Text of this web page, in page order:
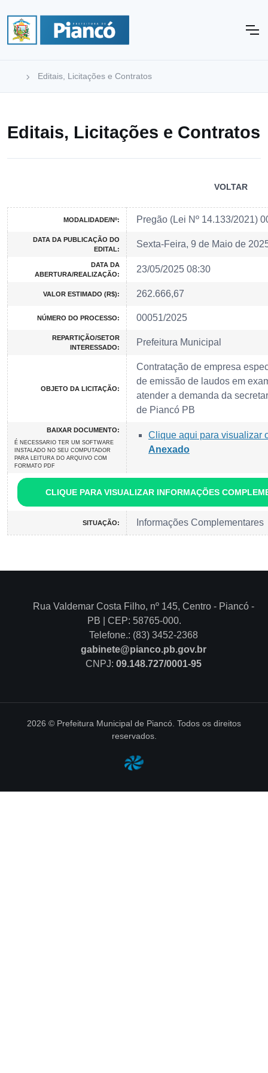
Editais, Licitações e Contratos
Editais, Licitações e Contratos
VOLTAR
MODALIDADE/Nº: Pregão (Lei Nº 14.133/2021)
DATA DA PUBLICAÇÃO DO
EDITAL:
Sexta-Feira, 9 de Maio de
DATA DA
ABERTURA/REALIZAÇÃO:
23/05/2025 08:30
VALOR ESTIMADO (R$): 262.666,67
NÚMERO DO PROCESSO: 00051/2025
REPARTIÇÃO/SETOR
INTERESSADO:
Prefeitura Municipal
OBJETO DA LICITAÇÃO:
Contratação de empresa
de emissão de laudos em
atender a demanda da
de Piancó PB
BAIXAR DOCUMENTO:
É NECESSARIO TER UM SOFTWARE
INSTALADO NO SEU COMPUTADOR
PARA LEITURA DO ARQUIVO COM
FORMATO PDF
Clique aqui para visualizar
Anexado
CLIQUE PARA VISUALIZAR INFORMAÇÕES
SITUAÇÃO: Informações Complementares
Rua Valdemar Costa Filho, nº 145, Centro - Piancó -
PB | CEP: 58765-000.
Telefone.: (83) 3452-2368
gabinete@pianco.pb.gov.br
CNPJ: 09.148.727/0001-95
2026 © Prefeitura Municipal de Piancó. Todos os direitos
reservados.